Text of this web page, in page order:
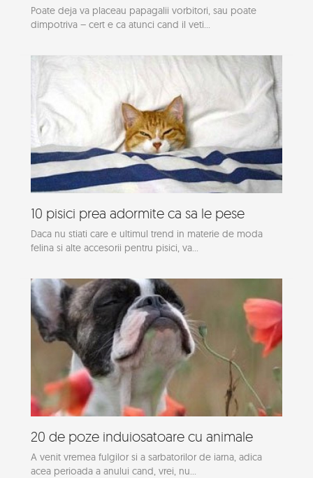
Poate deja va placeau papagalii vorbitori, sau poate
dimpotriva – cert e ca atunci cand il veti...
10 pisici prea adormite ca sa le pese
Daca nu stiati care e ultimul trend in materie de moda
felina si alte accesorii pentru pisici, va...
20 de poze induiosatoare cu animale
A venit vremea fulgilor si a sarbatorilor de iarna, adica
acea perioada a anului cand, vrei, nu...